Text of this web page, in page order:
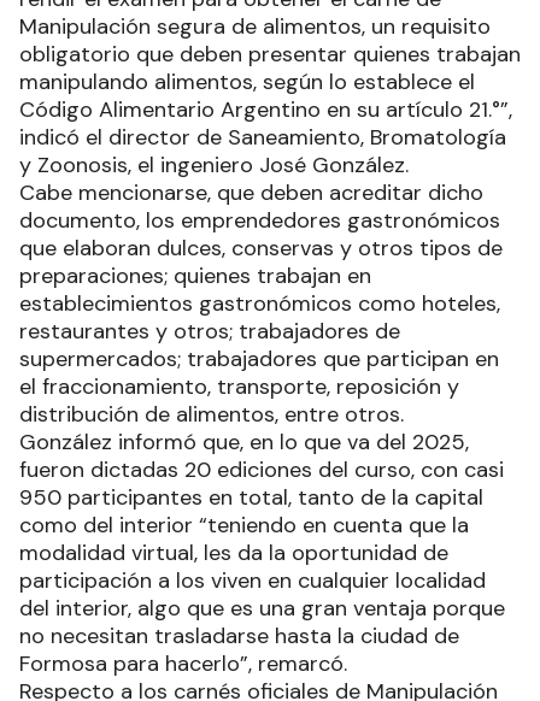
Manipulación segura de alimentos, un requisito
obligatorio que deben presentar quienes trabajan
manipulando alimentos, según lo establece el
Código Alimentario Argentino en su artículo 21.°”,
indicó el director de Saneamiento, Bromatología
y Zoonosis, el ingeniero José González.
Cabe mencionarse, que deben acreditar dicho
documento, los emprendedores gastronómicos
que elaboran dulces, conservas y otros tipos de
preparaciones; quienes trabajan en
establecimientos gastronómicos como hoteles,
restaurantes y otros; trabajadores de
supermercados; trabajadores que participan en
el fraccionamiento, transporte, reposición y
distribución de alimentos, entre otros.
González informó que, en lo que va del 2025,
fueron dictadas 20 ediciones del curso, con casi
950 participantes en total, tanto de la capital
como del interior “teniendo en cuenta que la
modalidad virtual, les da la oportunidad de
participación a los viven en cualquier localidad
del interior, algo que es una gran ventaja porque
no necesitan trasladarse hasta la ciudad de
Formosa para hacerlo”, remarcó.
Respecto a los carnés oficiales de Manipulación